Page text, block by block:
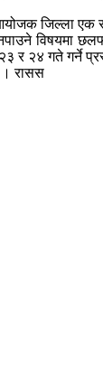
जिल्ला एक
विषयमा
२४ गते गर्ने
। रासस